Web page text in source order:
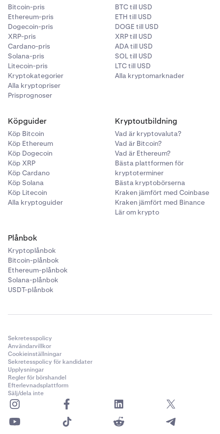
Bitcoin-pris
Ethereum-pris
Dogecoin-pris
XRP-pris
Cardano-pris
Solana-pris
Litecoin-pris
Kryptokategorier
Alla kryptopriser
Prisprognoser
BTC till USD
ETH till USD
DOGE till USD
XRP till USD
ADA till USD
SOL till USD
LTC till USD
Alla kryptomarknader
Köpguider
Köp Bitcoin
Köp Ethereum
Köp Dogecoin
Köp XRP
Köp Cardano
Köp Solana
Köp Litecoin
Alla kryptoguider
Kryptoutbildning
Vad är kryptovaluta?
Vad är Bitcoin?
Vad är Ethereum?
Bästa plattformen för
kryptoterminer
Bästa kryptobörserna
Kraken jämfört med Coinbase
Kraken jämfört med Binance
Lär om krypto
Plånbok
Kryptoplånbok
Bitcoin-plånbok
Ethereum-plånbok
Solana-plånbok
USDT-plånbok
Sekretesspolicy
Användarvillkor
Cookieinställningar
Sekretesspolicy för kandidater
Upplysningar
Regler för börshandel
Efterlevnadsplattform
Sälj/dela inte